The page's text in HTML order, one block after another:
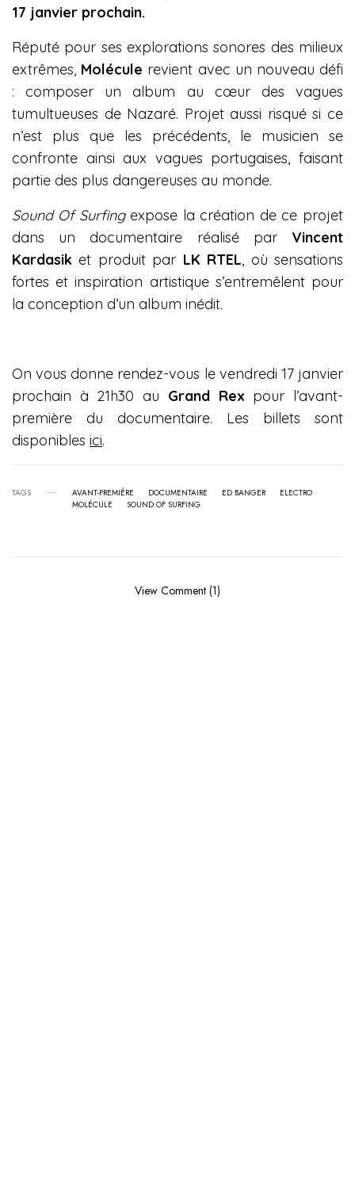
17 janvier prochain.
Réputé pour ses explorations sonores des milieux
extrêmes, Molécule revient avec un nouveau défi
: composer un album au cœur des vagues
tumultueuses de Nazaré. Projet aussi risqué si ce
n’est plus que les précédents, le musicien se
confronte ainsi aux vagues portugaises, faisant
partie des plus dangereuses au monde.
Sound Of Surfingexpose la création de ce projet
dans un documentaire réalisé par Vincent
Kardasik et produit par LK RTEL , où sensations
fortes et inspiration artistique s’entremêlent pour
la conception d’un album inédit.
On vous donne rendez-vous le vendredi 17 janvier
prochain à 21h30 au Grand Rex pour l’avant-
première du documentaire. Les billets sont
disponiblesici.
TAGS AVANT-PREMIÈRE DOCUMENTAIRE ED BANGER
ELECTRO
MOLÉCULE
SOUND OF SURFING
View Comment (1)